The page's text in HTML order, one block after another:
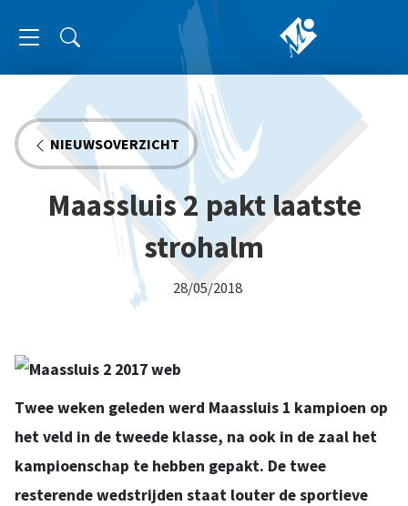
NIEUWSOVERZICHT
Maassluis 2 pakt laatste
strohalm
28/05/2018
Twee weken geleden werd Maassluis 1 kampioen op
het veld in de tweede klasse, na ook in de zaal het
kampioenschap te hebben gepakt. De twee
resterende wedstrijden staat louter de sportieve